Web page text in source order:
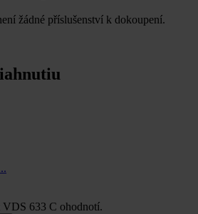
žádné příslušenství k dokoupení.
633 C ohodnotí.